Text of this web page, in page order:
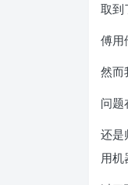
取到
傅用
然而
问题
还是
用机